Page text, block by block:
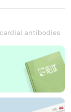
antibodies